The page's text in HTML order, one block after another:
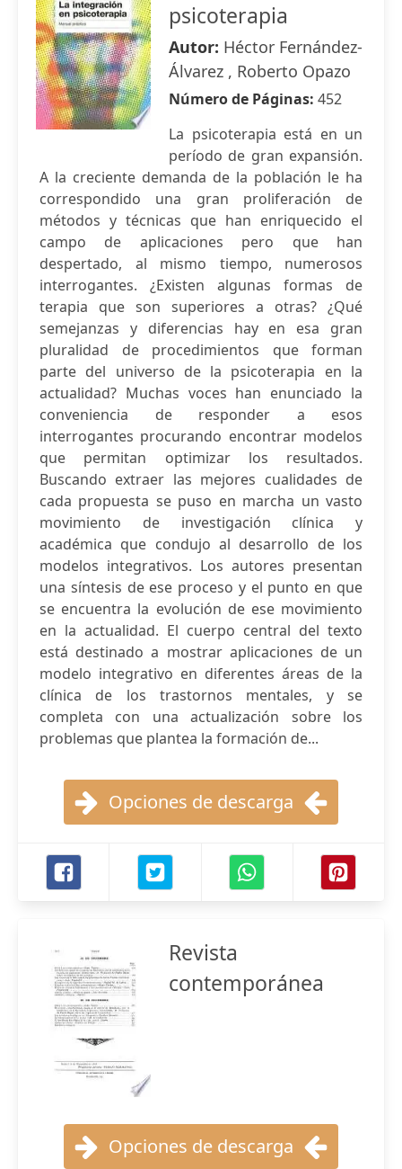
psicoterapia
Autor: Héctor Fernández-
Álvarez , Roberto Opazo
Número de Páginas: 452
La psicoterapia está en un
período de gran expansión.
A la creciente demanda de la población le ha
correspondido una gran proliferación de
métodos y técnicas que han enriquecido el
campo de aplicaciones pero que han
despertado, al mismo tiempo, numerosos
interrogantes. ¿Existen algunas formas de
terapia que son superiores a otras? ¿Qué
semejanzas y diferencias hay en esa gran
pluralidad de procedimientos que forman
parte del universo de la psicoterapia en la
actualidad? Muchas voces han enunciado la
conveniencia de responder a esos
interrogantes procurando encontrar modelos
que permitan optimizar los resultados.
Buscando extraer las mejores cualidades de
cada propuesta se puso en marcha un vasto
movimiento de investigación clínica y
académica que condujo al desarrollo de los
modelos integrativos. Los autores presentan
una síntesis de ese proceso y el punto en que
se encuentra la evolución de ese movimiento
en la actualidad. El cuerpo central del texto
está destinado a mostrar aplicaciones de un
modelo integrativo en diferentes áreas de la
clínica de los trastornos mentales, y se
completa con una actualización sobre los
problemas que plantea la formación de...
Opciones de descarga
Revista
contemporánea
Opciones de descarga